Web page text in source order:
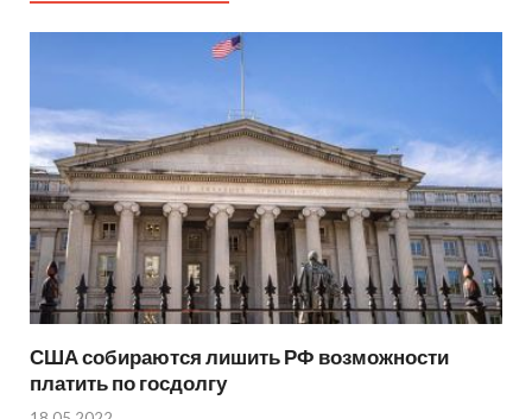
США собираются лишить РФ возможности
платить по госдолгу